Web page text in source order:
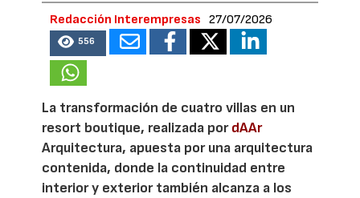
Redacción Interempresas 27/07/2026
556
La transformación de cuatro villas en un
resort boutique, realizada pordAAr
Arquitectura, apuesta por una arquitectura
contenida, donde la continuidad entre
interior y exterior también alcanza a los